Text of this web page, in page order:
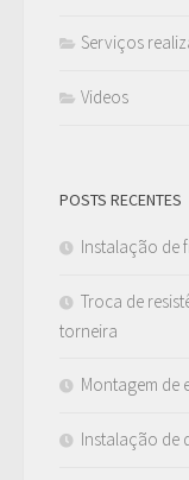
Serviços
Videos
POSTS RECENTES
Instalação de
Troca de
torneira
Montagem de
Instalação de